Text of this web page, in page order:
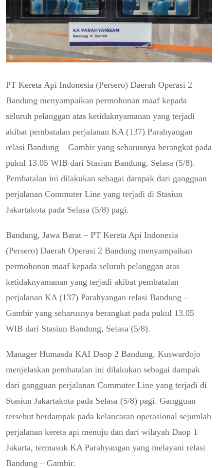
PT Kereta Api Indonesia (Persero) Daerah Operasi 2
Bandung menyampaikan permohonan maaf kepada
seluruh pelanggan atas ketidaknyamanan yang terjadi
akibat pembatalan perjalanan KA (137) Parahyangan
relasi Bandung – Gambir yang seharusnya berangkat pada
pukul 13.05 WIB dari Stasiun Bandung, Selasa (5/8).
Pembatalan ini dilakukan sebagai dampak dari gangguan
perjalanan Commuter Line yang terjadi di Stasiun
Jakartakota pada Selasa (5/8) pagi.
Bandung, Jawa Barat – PT Kereta Api Indonesia
(Persero) Daerah Operasi 2 Bandung menyampaikan
permohonan maaf kepada seluruh pelanggan atas
ketidaknyamanan yang terjadi akibat pembatalan
perjalanan KA (137) Parahyangan relasi Bandung –
Gambir yang seharusnya berangkat pada pukul 13.05
WIB dari Stasiun Bandung, Selasa (5/8).
Manager Humasda KAI Daop 2 Bandung, Kuswardojo
menjelaskan pembatalan ini dilakukan sebagai dampak
dari gangguan perjalanan Commuter Line yang terjadi di
Stasiun Jakartakota pada Selasa (5/8) pagi. Gangguan
tersebut berdampak pada kelancaran operasional sejumlah
perjalanan kereta api menuju dan dari wilayah Daop 1
Jakarta, termasuk KA Parahyangan yang melayani relasi
Bandung – Gambir.